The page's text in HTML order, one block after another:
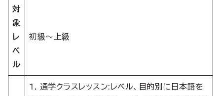
対
象
レ
ベ
ル
初級〜上級
1. 通学クラスレッスン:レベル、目的別に日本語を